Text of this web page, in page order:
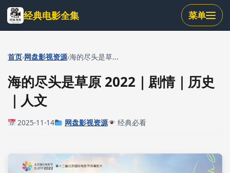
跳
到
主
内
经典电影全集 菜单
首页›网盘影视资源›海的尽头是草...
海的尽头是草原 2022｜剧情｜历史
｜人文
2025-11-14 网盘影视资源 经典必看